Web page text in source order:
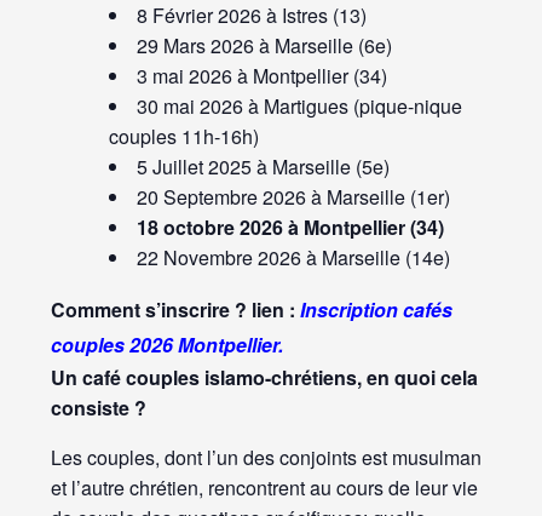
8 Février 2026 à Istres (13)
29 Mars 2026 à Marseille (6e)
3 mai 2026 à Montpellier (34)
30 mai 2026 à Martigues (pique-nique
couples 11h-16h)
5 Juillet 2025 à Marseille (5e)
20 Septembre 2026 à Marseille (1er)
18 octobre 2026 à Montpellier (34)
22 Novembre 2026 à Marseille (14e)
Comment s’inscrire ? lien :Inscription cafés
couples 2026 Montpellier.
Un café couples islamo-chrétiens, en quoi cela
consiste ?
Les couples, dont l’un des conjoints est musulman
et l’autre chrétien, rencontrent au cours de leur vie